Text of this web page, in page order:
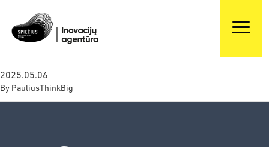
2025.05.06
By PauliusThinkBig